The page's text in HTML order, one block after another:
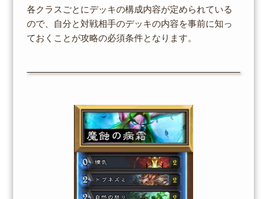
各クラスごとにデッキの構成内容が定められている
ので、自分と対戦相手のデッキの内容を事前に知っ
ておくことが攻略の必須条件となります。